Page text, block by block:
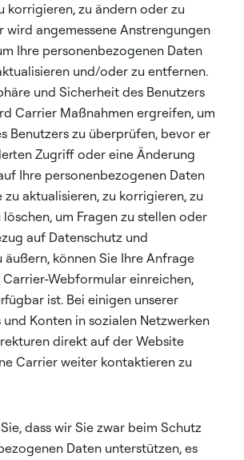
korrigieren, zu ändern oder zu
wird angemessene Anstrengungen
Ihre personenbezogenen Daten
und/oder zu entfernen.
und Sicherheit des Benutzers
Carrier Maßnahmen ergreifen, um
Benutzers zu überprüfen, bevor er
Zugriff oder eine Änderung
Ihre personenbezogenen Daten
zu aktualisieren, zu korrigieren, zu
um Fragen zu stellen oder
auf Datenschutz und
äußern, können Sie Ihre Anfrage
Webformular einreichen,
ist. Bei einigen unserer
und Konten in sozialen Netzwerken
direkt auf der Website
Carrier weiter kontaktieren zu
dass wir Sie zwar beim Schutz
Daten unterstützen, es